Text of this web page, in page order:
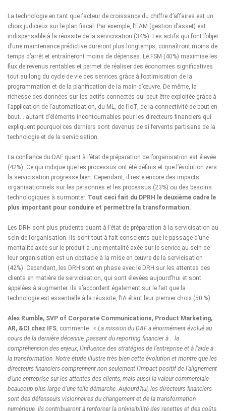
La technologie en tant que facteur de croissance du chiffre d’affaires est un
choix judicieux sur le plan fiscal. Par exemple, l’EAM (gestion d’asset) est
indispensable à la réussite de la servicisation (34%). Les actifs qui font l’objet
d’une maintenance prédictive dureront plus longtemps, connaîtront moins de
temps d’arrêt et entraîneront moins de dépenses. Le FSM (40%) maximise les
flux de revenus rentables et permet de réaliser des économies significatives
tout au long du cycle de vie des services grâce à l’optimisation de la
programmation et de la planification de la main-d’œuvre. De même, la
richesse des données sur les actifs connectés qui peut être exploitée grâce à
l’application de l’automatisation, du ML, de l’IoT, de la connectivité de bout en
bout… autant d’éléments incontournables pour les directeurs financiers qui
expliquent pourquoi ces derniers sont devenus de si fervents partisans de la
technologie et de la servicisation.
La confiance du DAF quant à l’état de préparation de l’organisation est élevée
(42%). Ce qui indique que les processus ont été définis et que l’évolution vers
la servicisation progresse bien. Cependant, il reste encore des impacts
organisationnels sur les personnes et les processus (23%) ou des besoins
technologiques à surmonter. Tout ceci fait du DPRH le deuxième cadre le
plus important pour conduire et permettre la transformation.
Les DRH sont plus prudents quant à l’état de préparation à la servicisation au
sein de l’organisation. Ils sont tout à fait conscients que le passage d’une
mentalité axée sur le produit à une mentalité axée sur le service au sein de
leur organisation est un obstacle à la mise en œuvre de la servicisation
(42%). Cependant, les DRH sont en phase avec le DRH sur les attentes des
clients en matière de servicisation, qui sont élevées aujourd’hui et sont
appelées à augmenter. Ils s’accordent également sur le fait que la
technologie est essentielle à la réussite, l’IA étant leur premier choix (50 %).
Alex Rumble, SVP of Corporate Communications, Product Marketing,
AR, &CI chez IFS, commente : « La mission du DAF a énormément évolué au
cours de la dernière décennie, passant du reporting financier à : la
compréhension des enjeux, l’influence des stratégies de l’entreprise et à l’aide à
la transformation. Notre étude illustre très bien cette évolution et montre que les
directeurs financiers comprennent non seulement l’impact positif de l’alignement
d’une entreprise sur les attentes des clients, mais aussi la valeur commerciale
beaucoup plus large d’une telle démarche.Aujourd’hui, les directeurs financiers
sont des défenseurs visionnaires du changement et de la transformation
numérique. Ils contribueront à renforcer la prévisibilité des recettes et des coûts.